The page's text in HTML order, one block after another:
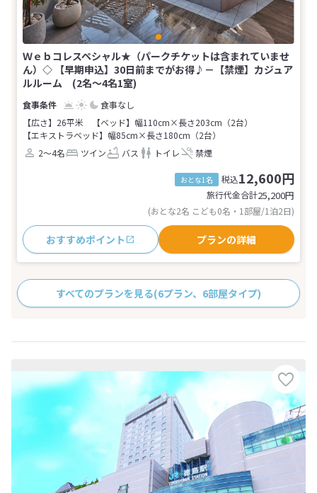
Ｗｅｂコレスペシャル★（パークチケットは含まれていませ
ん）◇ 【早期申込】30日前までがお得♪－【禁煙】カジュア
ルルーム (2名～4名1室)
食事なし
【広さ】26平米
【ベッド】幅110cm×長さ203cm（2台）
【エキストラベッド】幅85cm×長さ180cm（2台）
2～4名
ツイン バス トイレ 禁煙
おとな1名 税込12,600円
旅行代金合計25,200円
(おとな2名 こども0名・1部屋/1泊2日)
おすすめポイント プランの詳細
すべてのプランを見る(6プラン、6部屋タイプ)